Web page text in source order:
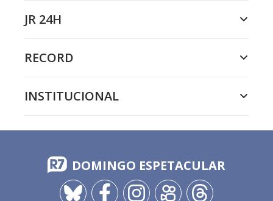
JR 24H
RECORD
INSTITUCIONAL
DOMINGO ESPETACULAR